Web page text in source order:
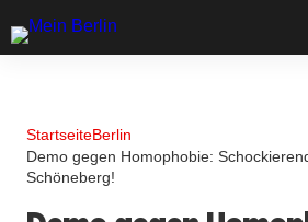
StartseiteBerlin
Demo gegen Homophobie:
Schöneberg!